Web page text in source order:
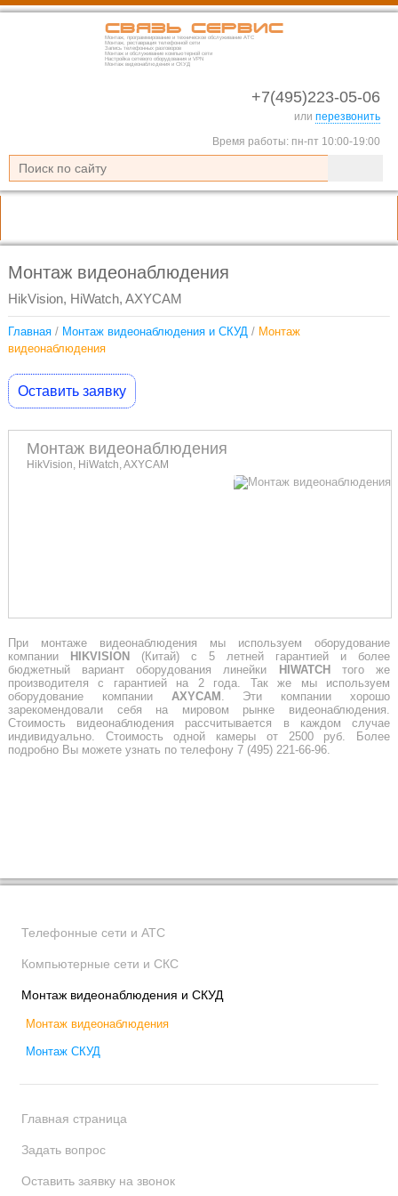
Связь Сервис
Монтаж, программирование и техническое обслуживание АТС
Монтаж, реставрация телефонной сети
Запись телефонных разговоров
Монтаж и обслуживание компьютерной сети
Настройка сетевого оборудования и VPN
Монтаж видеонаблюдения и СКУД
+7(495)223-05-06
или перезвонить
Время работы: пн-пт 10:00-19:00
Монтаж видеонаблюдения
HikVision, HiWatch, AXYCAM
Главная/ Монтаж видеонаблюдения и СКУД / Монтаж
видеонаблюдения
Оставить заявку
Монтаж видеонаблюдения
HikVision, HiWatch, AXYCAM
При монтаже видеонаблюдения мы используем оборудование
компании HIKVISION(Китай) с 5 летней гарантией и более
бюджетный вариант оборудования линейки HIWATCHтого же
производителя с гарантией на 2 года. Так же мы используем
оборудование компании AXYCAM . Эти компании хорошо
зарекомендовали себя на мировом рынке видеонаблюдения.
Стоимость видеонаблюдения рассчитывается в каждом случае
индивидуально. Стоимость одной камеры от 2500 руб. Более
подробно Вы можете узнать по телефону 7 (495) 221-66-96.
Телефонные сети и АТС
Компьютерные сети и СКС
Монтаж видеонаблюдения и СКУД
Монтаж видеонаблюдения
Монтаж СКУД
Главная страница
Задать вопрос
Оставить заявку на звонок